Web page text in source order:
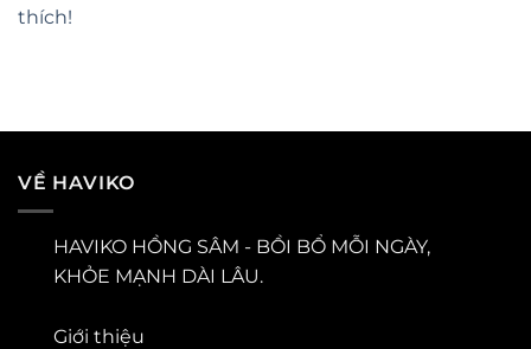
thích!
VỀ HAVIKO
HAVIKO HỒNG SÂM - BỒI BỔ MỖI NGÀY,
KHỎE MẠNH DÀI LÂU.
Giới thiệu